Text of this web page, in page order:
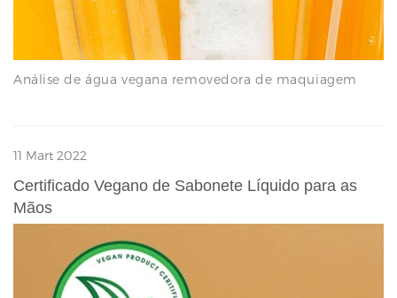
Análise de água vegana removedora de maquiagem
11 Mart 2022
Certificado Vegano de Sabonete Líquido para as
Mãos